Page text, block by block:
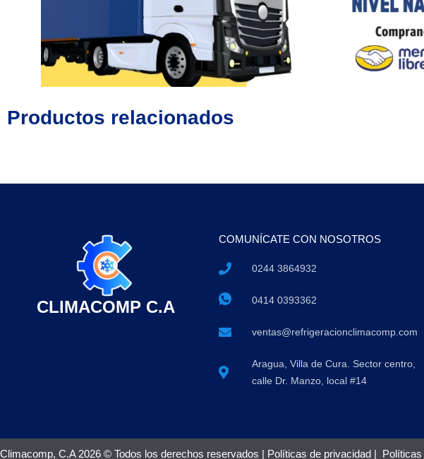
Productos relacionados
CLIMACOMP C.A
COMUNÍCATE CON NOSOTROS
0244 3864932
0414 0393362
ventas@refrigeracionclimacomp.com
Aragua, Villa de Cura. Sector centro,
calle Dr. Manzo, local #14
Climacomp, C.A 2026 © Todos los derechos reservados | Políticas de privacidad |